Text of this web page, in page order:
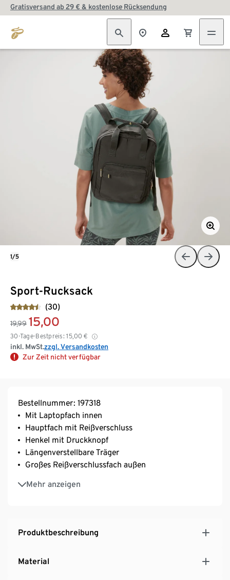
Gratisversand ab 29 € & kostenlose Rücksendung
Sport-Rucksack
(30)
19,99 15,00
30-Tage-Bestpreis: 15,00 €
inkl. MwSt.zzgl. Versandkosten
Zur Zeit nicht verfügbar
1/5
Bestellnummer: 197318
Mit Laptopfach innen
Hauptfach mit Reißverschluss
Henkel mit Druckknopf
Längenverstellbare Träger
Großes Reißverschlussfach außen
Mehr anzeigen
Volumen ca. 10 Liter
Produktbeschreibung
Material